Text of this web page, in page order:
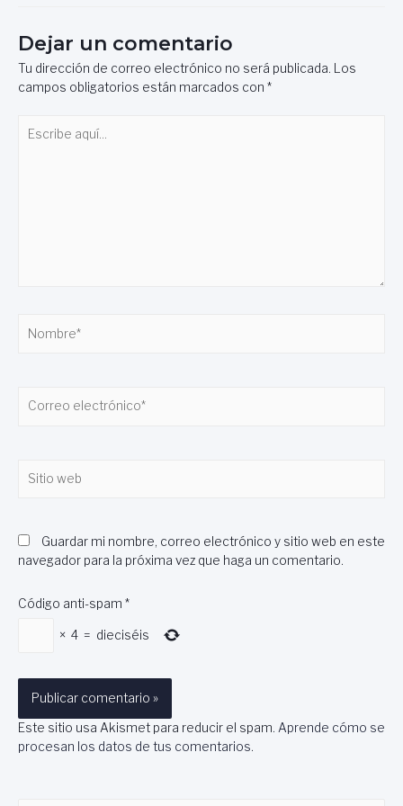
Dejar un comentario
Tu dirección de correo electrónico no será publicada. Los
campos obligatorios están marcados con *
aquí...
electrónico*
web
Guardar mi nombre, correo electrónico y sitio web en este
navegador para la próxima vez que haga un comentario.
Código anti-spam *
× 4 = dieciséis
Este sitio usa Akismet para reducir el spam. Aprende cómo se
procesan los datos de tus comentarios.